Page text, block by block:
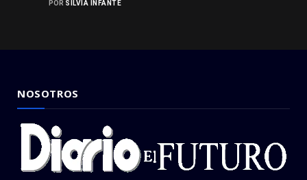
POR SILVIA INFANTE
NOSOTROS